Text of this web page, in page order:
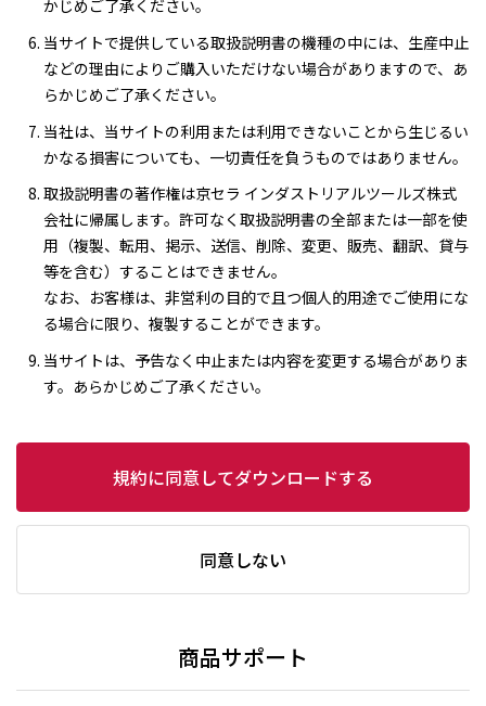
かじめご了承ください。
当サイトで提供している取扱説明書の機種の中には、生産中止
などの理由によりご購入いただけない場合がありますので、あ
らかじめご了承ください。
当社は、当サイトの利用または利用できないことから生じるい
かなる損害についても、一切責任を負うものではありません。
取扱説明書の著作権は京セラ インダストリアルツールズ株式
会社に帰属します。許可なく取扱説明書の全部または一部を使
用（複製、転用、掲示、送信、削除、変更、販売、翻訳、貸与
等を含む）することはできません。
なお、お客様は、非営利の目的で且つ個人的用途でご使用にな
る場合に限り、複製することができます。
当サイトは、予告なく中止または内容を変更する場合がありま
す。あらかじめご了承ください。
規約に同意してダウンロードする
同意しない
商品サポート